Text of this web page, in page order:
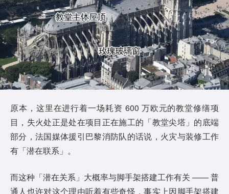
原本，这里在进行着一场耗资 600 万欧元的教堂修缮项
目，失火处正是处在项目正在施工的「教堂尖塔」的底端
部分，法国媒体援引巴黎消防队的话说，火灾与装修工作
有「潜在联系」。
而这种「潜在关系」大概率与脚手架搭建工作有关 —— 普
通人也许对这个理由听着有些奇怪，事实上因脚手架搭建